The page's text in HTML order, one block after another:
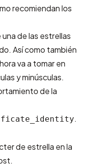
recomiendan los
de las estrellas
Así como también
va a tomar en
y minúsculas.
de la
.
de estrella en la